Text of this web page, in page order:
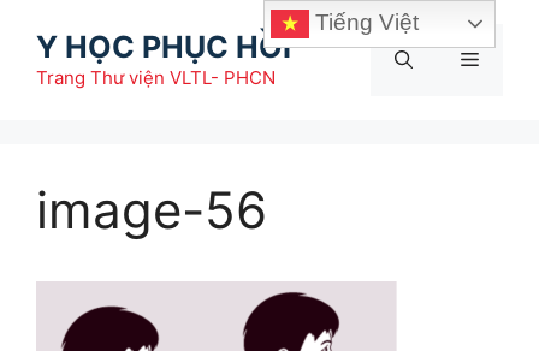
Y HỌC PHỤC HỒI
Trang Thư viện VLTL- PHCN
Menu
image-56
Tiếng Việt